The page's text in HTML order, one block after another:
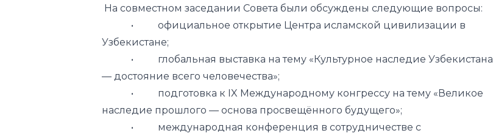
На совместном заседании Совета были обсуждены следующие вопросы:
• официальное открытие Центра исламской цивилизации в
Узбекистане;
• глобальная выставка на тему «Культурное наследие Узбекистана
— достояние всего человечества»;
• подготовка к IX Международному конгрессу на тему «Великое
наследие прошлого — основа просвещённого будущего»;
• международная конференция в сотрудничестве с